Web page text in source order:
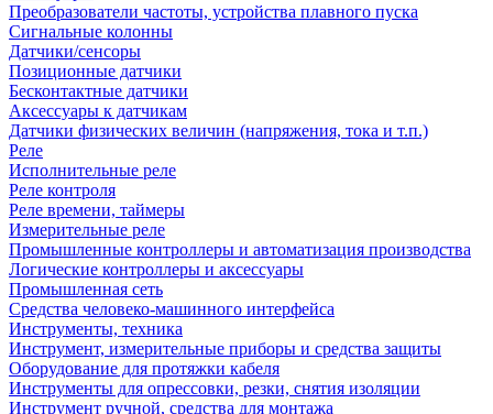
Преобразователи частоты, устройства плавного пуска
Сигнальные колонны
Датчики/сенсоры
Позиционные датчики
Бесконтактные датчики
Аксессуары к датчикам
Датчики физических величин (напряжения, тока и т.п.)
Реле
Исполнительные реле
Реле контроля
Реле времени, таймеры
Измерительные реле
Промышленные контроллеры и автоматизация производства
Логические контроллеры и аксессуары
Промышленная сеть
Средства человеко-машинного интерфейса
Инструменты, техника
Инструмент, измерительные приборы и средства защиты
Оборудование для протяжки кабеля
Инструменты для опрессовки, резки, снятия изоляции
Инструмент ручной, средства для монтажа